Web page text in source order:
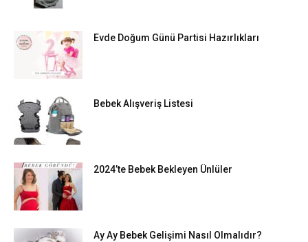
Evde Doğum Günü Partisi Hazırlıkları
Bebek Alışveriş Listesi
2024’te Bebek Bekleyen Ünlüler
Ay Ay Bebek Gelişimi Nasıl Olmalıdır?